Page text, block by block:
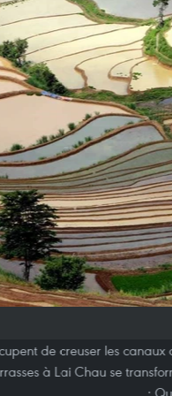
de creuser les
à Lai Chau se
: